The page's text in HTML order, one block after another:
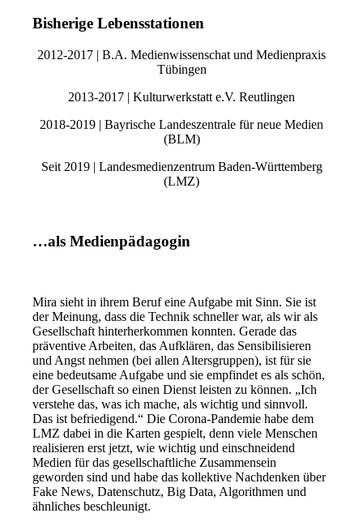
Bisherige Lebensstationen
2012-2017 | B.A. Medienwissenschat und Medienpraxis
Tübingen
2013-2017 | Kulturwerkstatt e.V. Reutlingen
2018-2019 | Bayrische Landeszentrale für neue Medien
(BLM)
Seit 2019 | Landesmedienzentrum Baden-Württemberg
(LMZ)
…als Medienpädagogin
Mira sieht in ihrem Beruf eine Aufgabe mit Sinn. Sie ist
der Meinung, dass die Technik schneller war, als wir als
Gesellschaft hinterherkommen konnten. Gerade das
präventive Arbeiten, das Aufklären, das Sensibilisieren
und Angst nehmen (bei allen Altersgruppen), ist für sie
eine bedeutsame Aufgabe und sie empfindet es als schön,
der Gesellschaft so einen Dienst leisten zu können. „Ich
verstehe das, was ich mache, als wichtig und sinnvoll.
Das ist befriedigend.“ Die Corona-Pandemie habe dem
LMZ dabei in die Karten gespielt, denn viele Menschen
realisieren erst jetzt, wie wichtig und einschneidend
Medien für das gesellschaftliche Zusammensein
geworden sind und habe das kollektive Nachdenken über
Fake News, Datenschutz, Big Data, Algorithmen und
ähnliches beschleunigt.